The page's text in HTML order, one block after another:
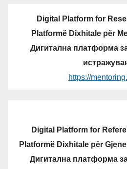
Digital Platform for
Platformë Dixhitale për
Дигитална платформа
https://
Digital Platform for
Platformë Dixhitale për
Дигитална платформа